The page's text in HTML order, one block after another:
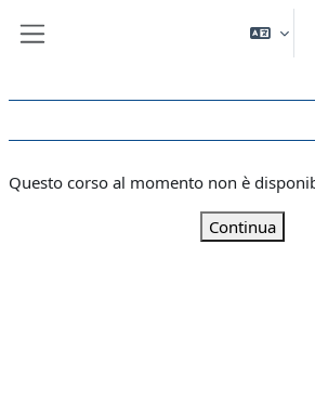
Questo corso al momento non è
Continua